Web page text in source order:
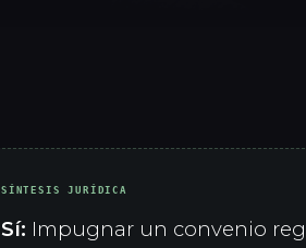
SÍNTESIS JURÍDICA
Sí: Impugnar un convenio